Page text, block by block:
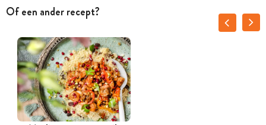
Of een ander recept?